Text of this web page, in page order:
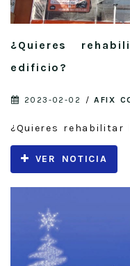
¿Quieres
edificio?
2023-02-02 / AFIX
¿Quieres
VER NOTICIA